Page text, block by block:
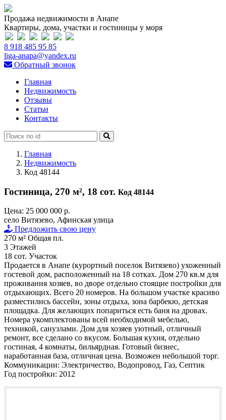
Продажа недвижимости в Анапе
Квартиры, дома, участки и гостиницы у моря
8 918 485 95 85
liga-anapa@yandex.ru
Обратный звонок
Главная
Недвижимость
Отзывы
Статьи
Контакты
Главная
Недвижимость
Код 48144
Гостиница, 270 м², 18 сот. Код 48144
Цена: 25 000 000 р.
село Витязево, Афинская улица
Предложить свою цену
270 м² Общая пл.
3 Этажей
18 сот. Участок
Продается в Анапе (курортный поселок Витязево) ухоженный
гостевой дом, расположенный на 18 сотках. Дом 270 кв.м для
проживания хозяев, во дворе отдельно стоящие постройки для
отдыхающих. Всего 20 номеров. На большом участке красиво
разместились бассейн, зоны отдыха, зона барбекю, детская
площадка. Для желающих попариться есть баня на дровах.
Номера укомплектованы всей необходимой мебелью,
техникой, санузлами. Дом для хозяев уютный, отличный
ремонт, все сделано со вкусом. Большая кухня, отдельно
гостиная, 4 комнаты, бильярдная. Готовый бизнес,
наработанная база, отличная цена. Возможен небольшой торг.
Коммуникации: Электричество, Водопровод, Газ, Септик
Год постройки: 2012